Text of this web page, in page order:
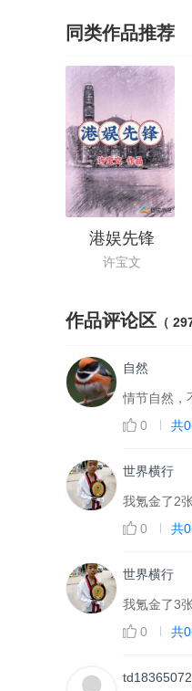
同类作品推荐
港娱先锋
许宝文
作品评论区 （
自然
情节自然，
0
共
世界横行
我氪金了2
0
共
世界横行
我氪金了3
0
共